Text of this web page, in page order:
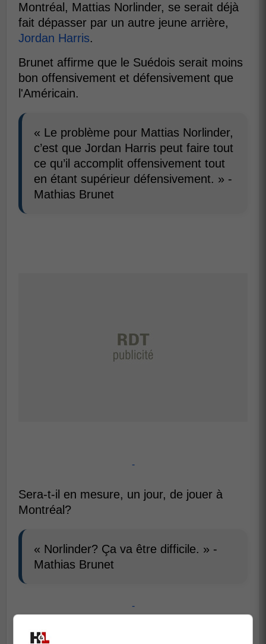
Montréal, Mattias Norlinder, se serait déjà
fait dépasser par un autre jeune arrière,
Jordan Harris.
Brunet affirme que le Suédois serait moins
bon offensivement et défensivement que
l'Américain.
« Le problème pour Mattias Norlinder,
c’est que Jordan Harris peut faire tout
ce qu’il accomplit offensivement tout
en étant supérieur défensivement. » -
Mathias Brunet
-
Sera-t-il en mesure, un jour, de jouer à
Montréal?
« Norlinder? Ça va être difficile. » -
Mathias Brunet
-